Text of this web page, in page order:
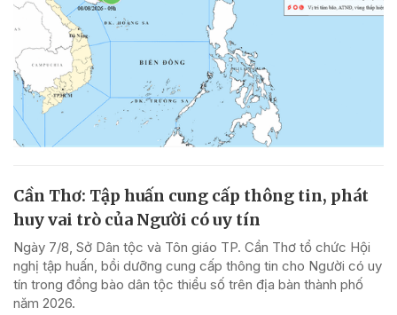
Cần Thơ: Tập huấn cung cấp thông tin, phát
huy vai trò của Người có uy tín
Ngày 7/8, Sở Dân tộc và Tôn giáo TP. Cần Thơ tổ chức Hội
nghị tập huấn, bồi dưỡng cung cấp thông tin cho Người có uy
tín trong đồng bào dân tộc thiểu số trên địa bàn thành phố
năm 2026.